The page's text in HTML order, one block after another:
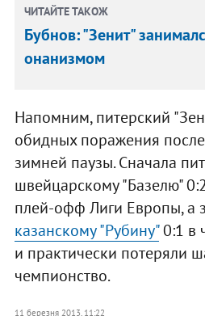
ЧИТАЙТЕ ТАКОЖ
Бубнов: "Зенит"
онанизмом
Напомним, питерский
обидных поражения
зимней паузы. Сначала
швейцарскому "Базелю"
плей-офф Лиги Европы, а
казанскому "Рубину"0:1 в
и практически потеряли
чемпионство.
11 березня 2013, 11:22